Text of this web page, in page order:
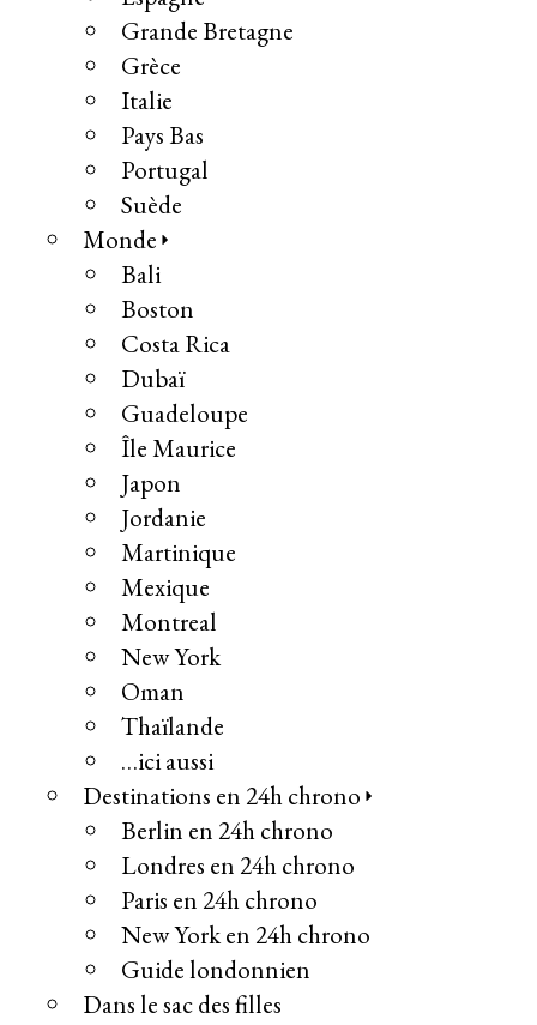
Grande Bretagne
Grèce
Italie
Pays Bas
Portugal
Suède
Monde
Bali
Boston
Costa Rica
Dubaï
Guadeloupe
Île Maurice
Japon
Jordanie
Martinique
Mexique
Montreal
New York
Oman
Thaïlande
…ici aussi
Destinations en 24h chrono
Berlin en 24h chrono
Londres en 24h chrono
Paris en 24h chrono
New York en 24h chrono
Guide londonnien
Dans le sac des filles